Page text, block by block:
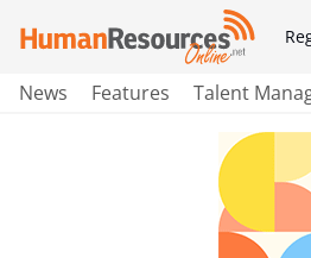
News Features Talent